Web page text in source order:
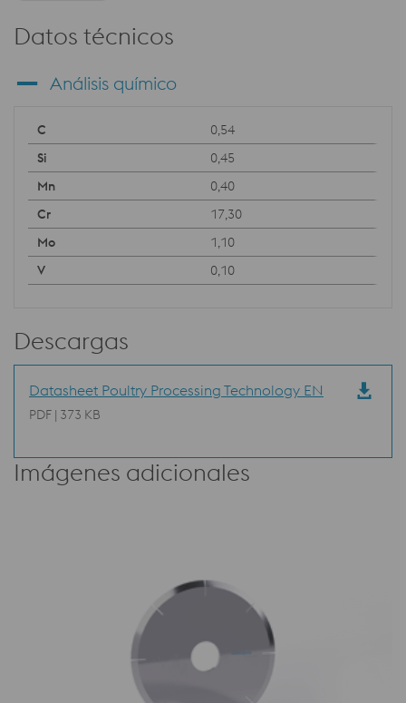
Datos técnicos
Análisis químico
0,54
0,45
0,40
17,30
1,10
0,10
Descargas
Datasheet Poultry Processing Technology EN
PDF | 373 KB
Imágenes adicionales